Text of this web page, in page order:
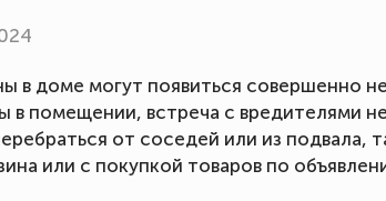
в доме могут появиться совершенно
в помещении, встреча с вредителями
от соседей или из подвала,
или с покупкой товаров по